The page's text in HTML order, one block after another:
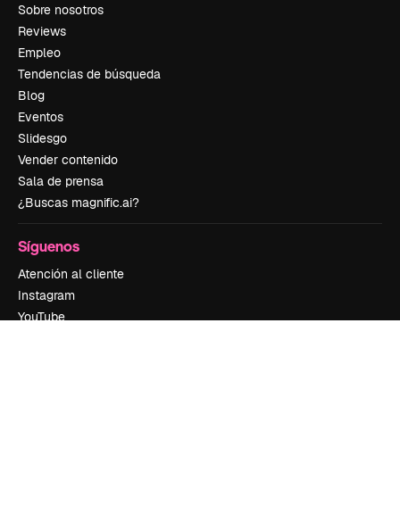
Sobre nosotros
Reviews
Empleo
Tendencias de búsqueda
Blog
Eventos
Slidesgo
Vender contenido
Sala de prensa
¿Buscas magnific.ai?
Síguenos
Atención al cliente
Instagram
YouTube